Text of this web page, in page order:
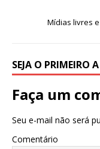
o
Mídias livres
SEJA O PRIMEIRO
Faça um
Seu e-mail não será
Comentário